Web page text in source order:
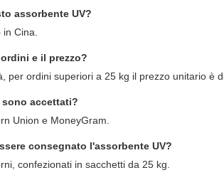
assorbente UV?
in Cina.
e il prezzo?
per ordini superiori a 25 kg il prezzo unitario è
accettati?
Union e MoneyGram.
consegnato l'assorbente UV?
confezionati in sacchetti da 25 kg.